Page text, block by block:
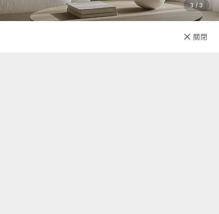
3 / 3
關閉